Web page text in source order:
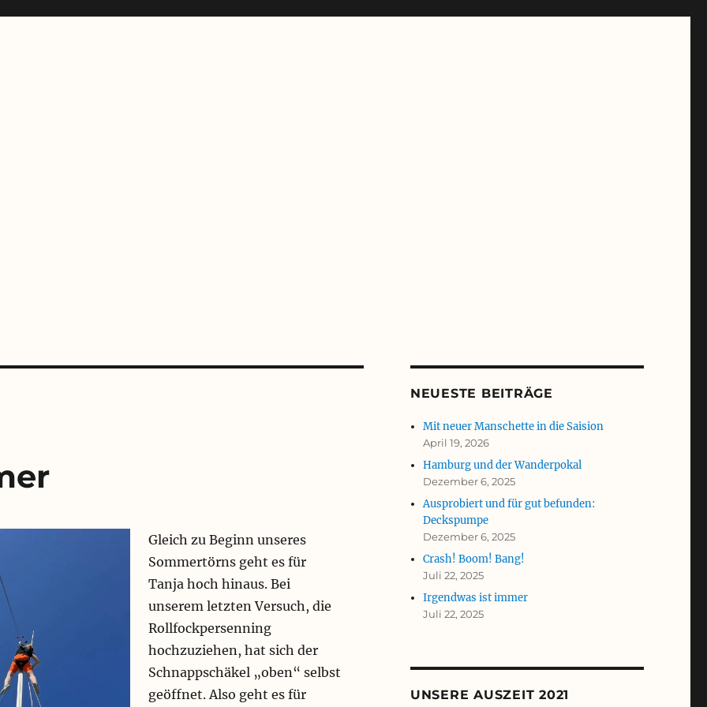
Gleich zu Beginn unseres
Sommertörns geht es für
Tanja hoch hinaus. Bei
unserem letzten Versuch, die
Rollfockpersenning
hochzuziehen, hat sich der
Schnappschäkel „oben“ selbst
geöffnet. Also geht es für
NEUESTE BEITRÄGE
Mit neuer Manschette in die Saision
April 19, 2026
Hamburg und der Wanderpokal
Dezember 6, 2025
Ausprobiert und für gut befunden:
Deckspumpe
Dezember 6, 2025
Crash! Boom! Bang!
Juli 22, 2025
Irgendwas ist immer
Juli 22, 2025
UNSERE AUSZEIT 2021